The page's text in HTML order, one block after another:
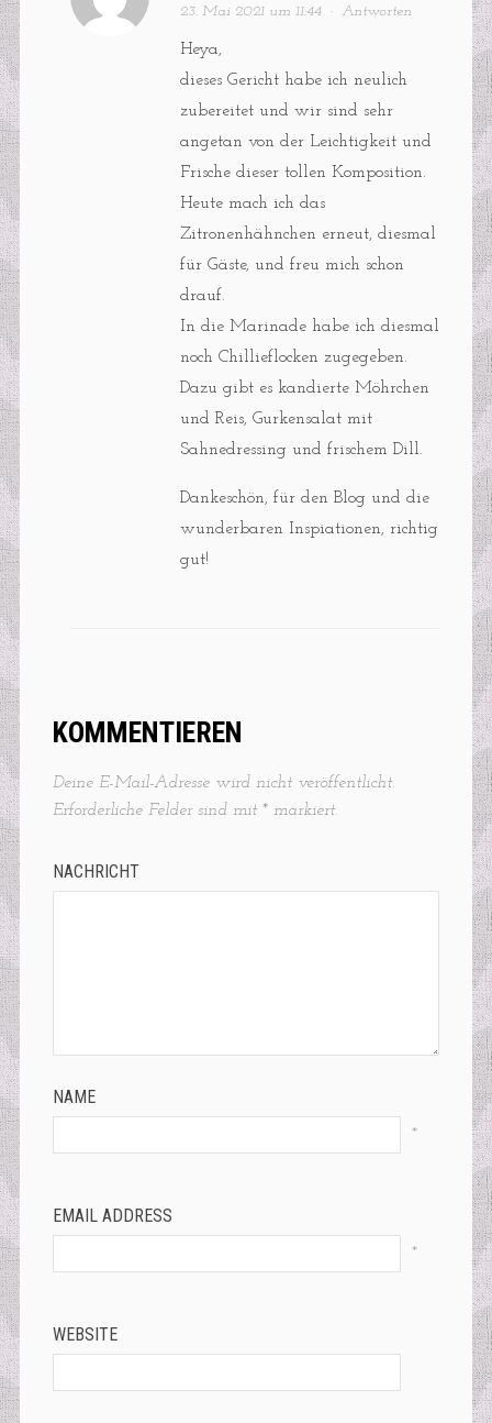
23. Mai 2021 um 11:44· Antworten
Heya,
dieses Gericht habe ich neulich
zubereitet und wir sind sehr
angetan von der Leichtigkeit und
Frische dieser tollen Komposition.
Heute mach ich das
Zitronenhähnchen erneut, diesmal
für Gäste, und freu mich schon
drauf.
In die Marinade habe ich diesmal
noch Chillieflocken zugegeben.
Dazu gibt es kandierte Möhrchen
und Reis, Gurkensalat mit
Sahnedressing und frischem Dill.
Dankeschön, für den Blog und die
wunderbaren Inspiationen, richtig
gut!
KOMMENTIEREN
Deine E-Mail-Adresse wird nicht veröffentlicht.
Erforderliche Felder sind mit *markiert.
NACHRICHT
NAME
*
EMAIL ADDRESS
*
WEBSITE